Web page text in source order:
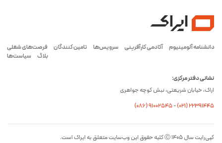
دانشنامه آلومینیوم آکادمی کارآفرینی سرویس‌ها تامین کنندگان
فرصت‌های شغلی
بلاگ
سیاست‌ها
نشانی دفتر مرکزی:
اراک، خیابان شریعتی، نبش کوچه جواهری
(۰۸۶) ۹۱۰۰۲۵۴۵-(۰21) 22391445
کپی‌رایت سال ۱۴۰۵ Ⓒ کلیه حقوق این وب‌سایت متعلق به ایراک است.